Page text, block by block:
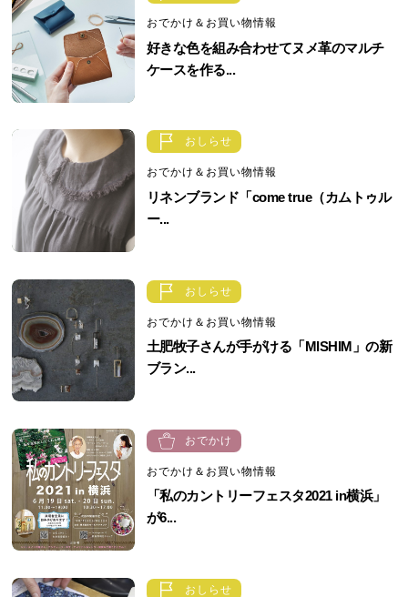
おでかけ＆お買い物情報
好きな色を組み合わせてヌメ革のマルチ
ケースを作る...
おしらせ
おでかけ＆お買い物情報
リネンブランド「come true（カムトゥル
ー...
おしらせ
おでかけ＆お買い物情報
土肥牧子さんが手がける「MISHIM」の新
ブラン...
おでかけ
おでかけ＆お買い物情報
「私のカントリーフェスタ2021 in横浜」
が6...
おしらせ